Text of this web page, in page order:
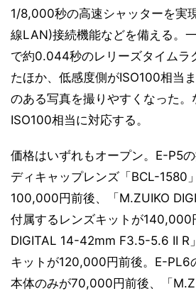
1/8,000秒の高速シャッターを実
線LAN)接続機能などを備える。
で約0.044秒のレリーズタイムラ
たほか、低感度側がISO100相当
のある写真を撮りやすくなった。
ISO100相当に対応する。
価格はいずれもオープン。E-P5
ディキャップレンズ「BCL-1580
100,000円前後、「M.ZUIKO
付属するレンズキットが140,000
DIGITAL 14-42mm F3.5-5.6 II R
キットが120,000円前後。E-PL6
本体のみが70,000円前後、「